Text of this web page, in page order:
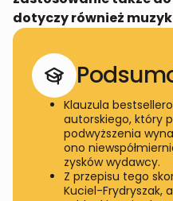
dotyczy również
Klauzula
autorskiego, który
podwyższenia
ono
zysków wydawcy.
Z przepisu tego
Kuciel-Frydryszak,